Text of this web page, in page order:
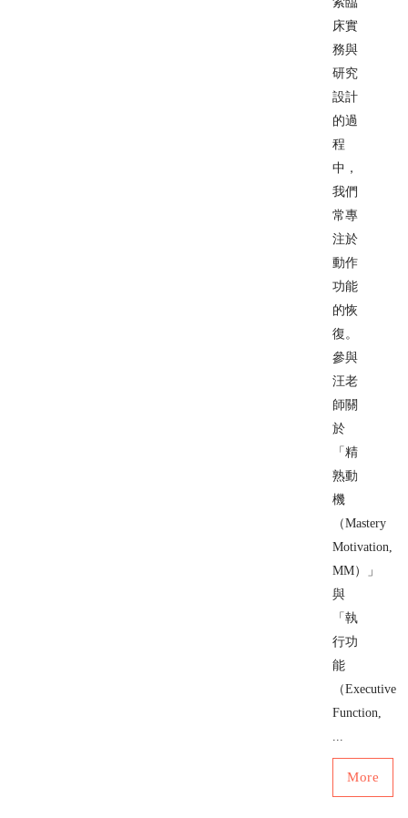
床實
務與
研究
設計
的過
程
中，
我們
常專
注於
動作
功能
的恢
復。
參與
汪老
師關
於
「精
熟動
機
（Mastery
Motivation,
MM）」
與
「執
行功
能
（Executive
Function,
...
More